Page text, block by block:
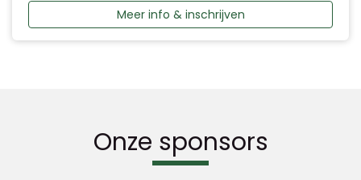
Meer info & inschrijven
Onze sponsors